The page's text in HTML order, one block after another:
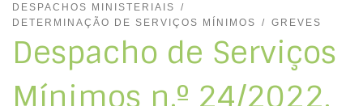
DESPACHOS MINISTERIAIS
DETERMINAÇÃO DE SERVIÇOS MÍNIMOS
GREVES
Despacho de Serviços
Mínimos n.º 24/2022,